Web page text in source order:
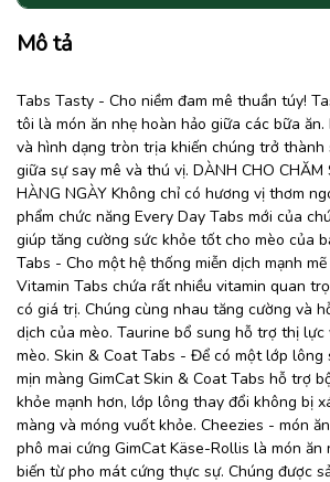
Mô tả
Tabs Tasty - Cho niềm đam mê thuần túy!
tôi là món ăn nhẹ hoàn hảo giữa các bữa
và hình dạng tròn trịa khiến chúng trở thành
giữa sự say mê và thú vị. DÀNH CHO CHĂM
HÀNG NGÀY Không chỉ có hương vị thơm
phẩm chức năng Every Day Tabs mới của
giúp tăng cường sức khỏe tốt cho mèo của
Tabs - Cho một hệ thống miễn dịch mạnh
Vitamin Tabs chứa rất nhiều vitamin quan
có giá trị. Chúng cùng nhau tăng cường và
dịch của mèo. Taurine bổ sung hỗ trợ thị lực
mèo. Skin & Coat Tabs - Để có một lớp lông
mịn màng GimCat Skin & Coat Tabs hỗ trợ
khỏe mạnh hơn, lớp lông thay đổi không bị
màng và móng vuốt khỏe. Cheezies - món
phô mai cứng GimCat Käse-Rollis là món ăn
biến từ pho mát cứng thực sự. Chúng được